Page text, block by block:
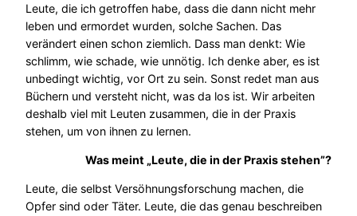
Leute, die ich getroffen habe, dass die dann nicht mehr
leben und ermordet wurden, solche Sachen. Das
verändert einen schon ziemlich. Dass man denkt: Wie
schlimm, wie schade, wie unnötig. Ich denke aber, es ist
unbedingt wichtig, vor Ort zu sein. Sonst redet man aus
Büchern und versteht nicht, was da los ist. Wir arbeiten
deshalb viel mit Leuten zusammen, die in der Praxis
stehen, um von ihnen zu lernen.
Was meint „Leute, die in der Praxis stehen”?
Leute, die selbst Versöhnungsforschung machen, die
Opfer sind oder Täter. Leute, die das genau beschreiben